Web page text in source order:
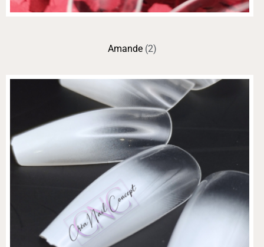
Amande (2)